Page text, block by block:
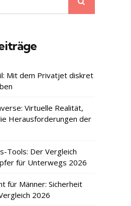
Mit dem Privatjet diskret
Virtuelle Realität,
Herausforderungen der
Tools: Der Vergleich
für Unterwegs 2026
für Männer: Sicherheit
2026